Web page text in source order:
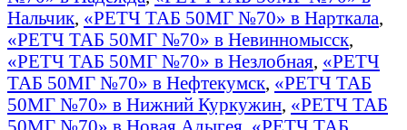
Нальчик, «РЕТЧ ТАБ 50МГ №70» в Нарткала,
«РЕТЧ ТАБ 50МГ №70» в Невинномысск,
«РЕТЧ ТАБ 50МГ №70» в Незлобная, «РЕТЧ
ТАБ 50МГ №70» в Нефтекумск, «РЕТЧ ТАБ
50МГ №70» в Нижний Куркужин, «РЕТЧ ТАБ